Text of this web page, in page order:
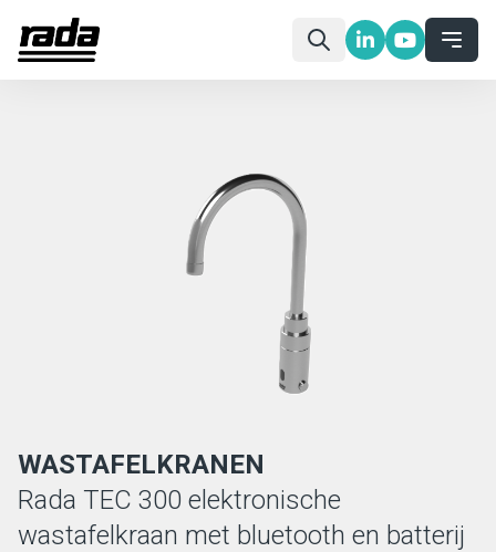
WASTAFELKRANEN
Rada TEC 300 elektronische
wastafelkraan met bluetooth en batterij